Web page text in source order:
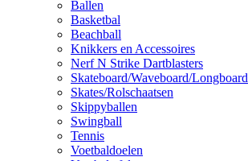
Ballen
Basketbal
Beachball
Knikkers en Accessoires
Nerf N Strike Dartblasters
Skateboard/Waveboard/Longboard
Skates/Rolschaatsen
Skippyballen
Swingball
Tennis
Voetbaldoelen